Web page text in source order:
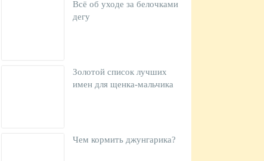
Всё об уходе за белочками
дегу
Золотой список лучших
имен для щенка-мальчика
Чем кормить джунгарика?